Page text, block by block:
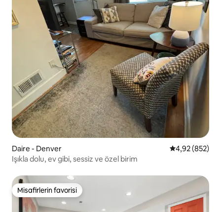
Daire - Denver 5 üzerinden
4,92 (852)
Işıkla dolu, ev gibi, sessiz ve özel birim
Misafirlerin favorisi
Misafirlerin favorisi